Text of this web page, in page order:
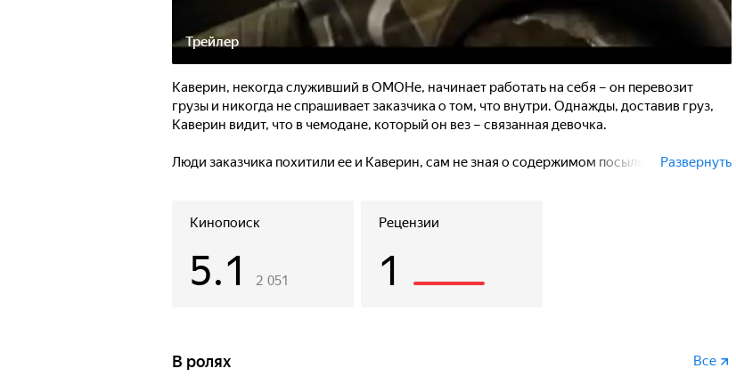
Трейлер
Каверин, некогда служивший в ОМОНе, начинает работать на себя – он перевозит
грузы и никогда не спрашивает заказчика о том, что внутри. Однажды, доставив груз,
Каверин видит, что в чемодане, который он вез – связанная девочка.
Люди заказчика похитили ее и Каверин, сам не зная о содержимом посылки, доставил
Каверина. Каверин вступает в схватку с бандитами, ему удается отбить у них девочку, и
родителей девочки.
Развернуть
Кинопоиск
5.1 2 051
Рецензии
1
В ролях Все